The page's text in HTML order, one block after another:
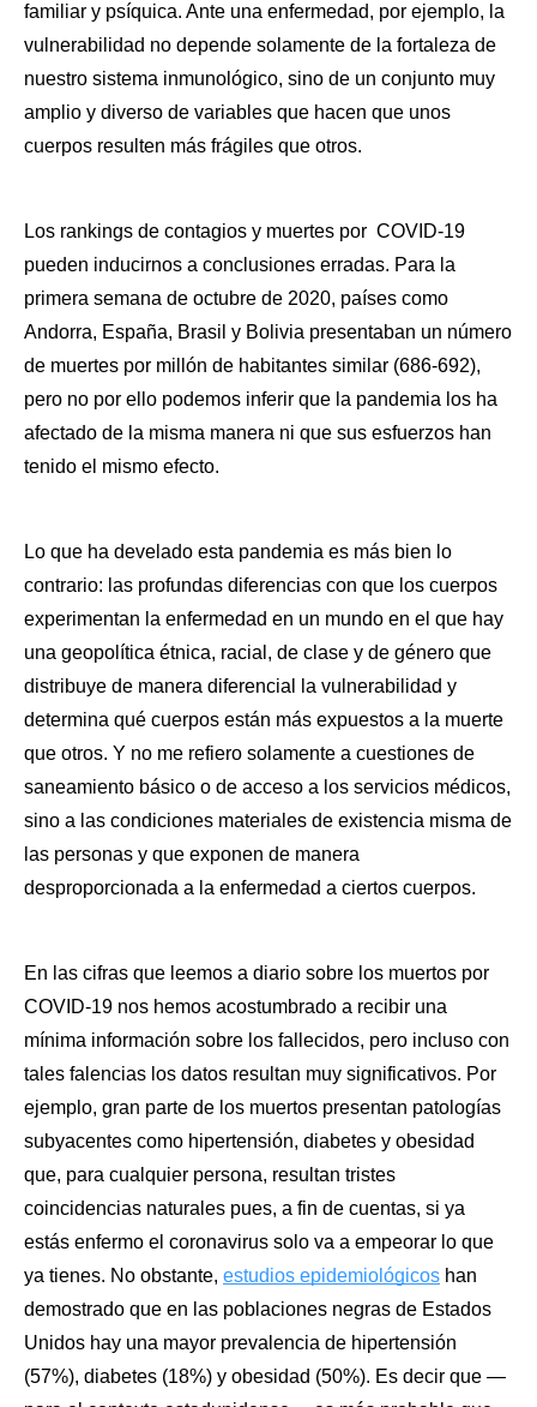
familiar y psíquica. Ante una enfermedad, por ejemplo, la
vulnerabilidad no depende solamente de la fortaleza de
nuestro sistema inmunológico, sino de un conjunto muy
amplio y diverso de variables que hacen que unos
cuerpos resulten más frágiles que otros.
Los rankings de contagios y muertes por  COVID-19
pueden inducirnos a conclusiones erradas. Para la
primera semana de octubre de 2020, países como
Andorra, España, Brasil y Bolivia presentaban un número
de muertes por millón de habitantes similar (686-692),
pero no por ello podemos inferir que la pandemia los ha
afectado de la misma manera ni que sus esfuerzos han
tenido el mismo efecto.
Lo que ha develado esta pandemia es más bien lo
contrario: las profundas diferencias con que los cuerpos
experimentan la enfermedad en un mundo en el que hay
una geopolítica étnica, racial, de clase y de género que
distribuye de manera diferencial la vulnerabilidad y
determina qué cuerpos están más expuestos a la muerte
que otros. Y no me refiero solamente a cuestiones de
saneamiento básico o de acceso a los servicios médicos,
sino a las condiciones materiales de existencia misma de
las personas y que exponen de manera
desproporcionada a la enfermedad a ciertos cuerpos.
En las cifras que leemos a diario sobre los muertos por
COVID-19 nos hemos acostumbrado a recibir una
mínima información sobre los fallecidos, pero incluso con
tales falencias los datos resultan muy significativos. Por
ejemplo, gran parte de los muertos presentan patologías
subyacentes como hipertensión, diabetes y obesidad
que, para cualquier persona, resultan tristes
coincidencias naturales pues, a fin de cuentas, si ya
estás enfermo el coronavirus solo va a empeorar lo que
ya tienes. No obstante, estudios epidemiológicos han
demostrado que en las poblaciones negras de Estados
Unidos hay una mayor prevalencia de hipertensión
(57%), diabetes (18%) y obesidad (50%). Es decir que —